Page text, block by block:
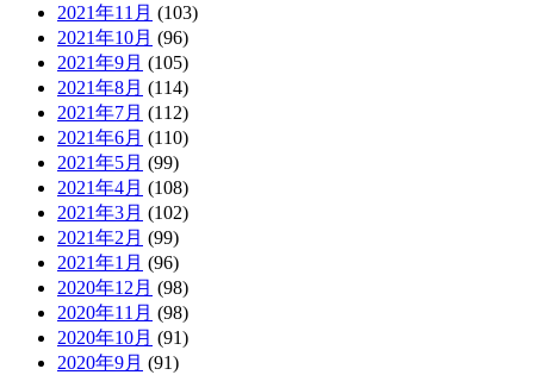
2021年11月 (103)
2021年10月 (96)
2021年9月 (105)
2021年8月 (114)
2021年7月 (112)
2021年6月 (110)
2021年5月 (99)
2021年4月 (108)
2021年3月 (102)
2021年2月 (99)
2021年1月 (96)
2020年12月 (98)
2020年11月 (98)
2020年10月 (91)
2020年9月 (91)